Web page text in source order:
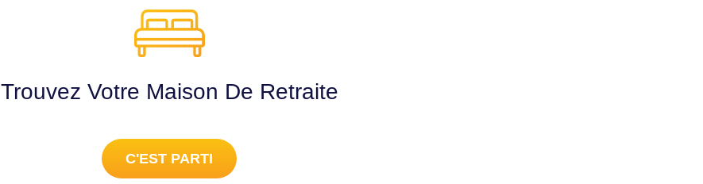
Trouvez Votre Maison De Retraite
C'EST PARTI